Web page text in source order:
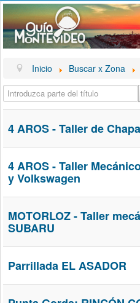
Inicio Buscar x Zona
Introduzca parte del título
4 AROS - Taller de
4 AROS - Taller
y Volkswagen
MOTORLOZ - Taller
SUBARU
Parrillada EL ASADOR